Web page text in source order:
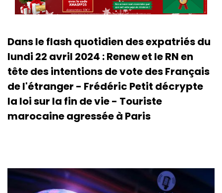
Dans le flash quotidien des expatriés du
lundi 22 avril 2024 : Renew et le RN en
tête des intentions de vote des Français
de l'étranger - Frédéric Petit décrypte
la loi sur la fin de vie - Touriste
marocaine agressée à Paris